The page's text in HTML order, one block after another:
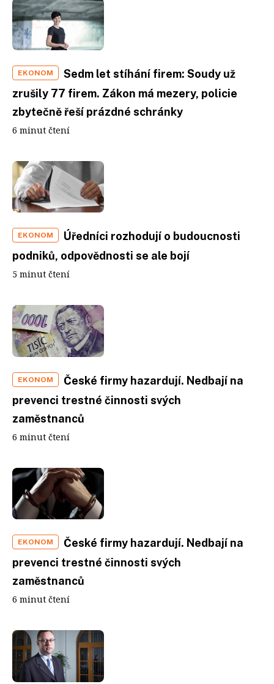
EKONOM
Sedm let stíhání firem: Soudy už
zrušily 77 firem. Zákon má mezery, policie
zbytečně řeší prázdné schránky
6 minut čtení
EKONOM
Úředníci rozhodují o budoucnosti
podniků, odpovědnosti se ale bojí
5 minut čtení
EKONOM
České firmy hazardují. Nedbají na
prevenci trestné činnosti svých
zaměstnanců
6 minut čtení
EKONOM
České firmy hazardují. Nedbají na
prevenci trestné činnosti svých
zaměstnanců
6 minut čtení